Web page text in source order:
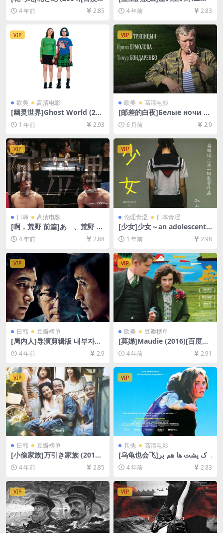
盘+迅雷云盘资源1080P超清
未删减][MP4/7GB][日语中字]
防和谐压缩包（含解压密
码）】
4 年前 2.85
(2008)[百度网盘+迅雷云盘资
源1080P超清未删减][MP4/5.
4 年前 2.83
VIP
欧美 高清电影
[幽灵世界]Ghost World (200
1)[百度网盘+夸克网盘1080P
超清未删减资源][网盘在线播
放/下载][MP4/7.7GB][中文字
幕]
1 年前 2.93
VIP
欧美 高清电影
[邮差的白夜]Белые ночи п
очтальона Алексея Тряпи
цына (2014)百度网盘+夸克
网盘1080P超清未删减资源]
[网盘在线播放/下载][MP4/5.
6GB][中文字幕]
6 月前 2.9
VIP
日韩 高清电影
[啊，荒野 前篇]あゝ、荒野 前
篇 (2017)[百度网盘+迅雷云盘
资源1080P超清未删减][MP4/
10GB][日语中字]
4 年前 2.88
VIP
伦理青涩 日本青涩
[少女]少女～an adolescent
(2001)[百度网盘+夸克网盘10
80P超清未删减资源][网盘在
线播放/下载][MP4/8.3GB][中
文字幕]
1 年前 2.98
VIP
日韩 豆瓣榜单
[局内人]导演剪辑版 내부자들
(2015)[百度网盘+夸克网盘
+迅雷云盘资源1080P超清未
4 年前 2.9
VIP
欧美 豆瓣榜单
[莫娣]Maudie (2016)[百度网
盘+迅雷云盘资源1080P超清
未删减][MP4/7.4GB][中英字
4 年前 2.91
VIP
日韩 豆瓣榜单
[小偷家族]万引き家族 (2018)
[百度网盘+迅雷云盘资源1080
P超清未删减][MP4/7.7GB][日
语中字]
4 年前 2.85
VIP
其他 高清电影
[乌龟也会飞]لاک پشت ها هم پر
واز می کنند (2004)[百度网盘
+迅雷云盘资源1080P超清未
删减][MP4/6GB][中文字幕]
4 年前 2.83
VIP VIP